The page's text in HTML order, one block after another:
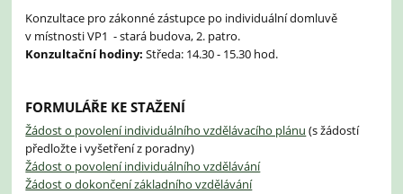
Konzultace pro zákonné zástupce po individuální domluvě
v místnosti VP1 - stará budova, 2. patro.
Konzultační hodiny:Středa: 14.30 - 15.30 hod.
FORMULÁŘE KE STAŽENÍ
Žádost o povolení individuálního vzdělávacího plánu (s žádostí
předložte i vyšetření z poradny)
Žádost o povolení individuálního vzdělávání
Žádost o dokončení základního vzdělávání